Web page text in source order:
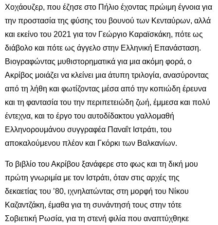
Χοχάουζερ, που έζησε στο Πήλιο έχοντας πρώιμη έγνοια για
την προστασία της φύσης του βουνού των Κενταύρων, αλλά
και εκείνο του 2021 για τον Γεώργιο Καραϊσκάκη, πότε ως
διάβολο και πότε ως άγγελο στην Ελληνική Επανάσταση.
Βιογραφώντας μυθιστορηματικά για μια ακόμη φορά, ο
Ακρίβος μοιάζει να κλείνει μια άτυπη τριλογία, ανασύροντας
από τη λήθη και φωτίζοντας μέσα από την κοπιώδη έρευνα
και τη φαντασία του την περιπετειώδη ζωή, έμμεσα και πολύ
έντεχνα, και το έργο του αυτοδίδακτου γαλλομαθή
Ελληνορουμάνου συγγραφέα Παναΐτ Ιστράτι, του
αποκαλούμενου πλέον και Γκόρκι των Βαλκανίων.
Το βιβλίο του Ακρίβου ξανάφερε στο φως και τη δική μου
πρώτη γνωριμία με τον Ιστράτι, όταν στις αρχές της
δεκαετίας του ’80, ιχνηλατώντας στη μορφή του Νίκου
Καζαντζάκη, έμαθα για τη συνάντησή τους στην τότε
Σοβιετική Ρωσία, για τη στενή φιλία που αναπτύχθηκε